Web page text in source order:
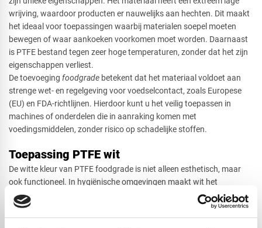
wrijving, waardoor producten er nauwelijks aan hechten. Dit maakt
het ideaal voor toepassingen waarbij materialen soepel moeten
bewegen of waar aankoeken voorkomen moet worden. Daarnaast
is PTFE bestand tegen zeer hoge temperaturen, zonder dat het zijn
eigenschappen verliest.
De toevoeging foodgrade betekent dat het materiaal voldoet aan
strenge wet- en regelgeving voor voedselcontact, zoals Europese
(EU) en FDA-richtlijnen. Hierdoor kunt u het veilig toepassen in
machines of onderdelen die in aanraking komen met
voedingsmiddelen, zonder risico op schadelijke stoffen.
Toepassing PTFE wit
De witte kleur van PTFE foodgrade is niet alleen esthetisch, maar
ook functioneel. In hygiënische omgevingen maakt wit het
eenvoudiger om vervuiling te signaleren en schoon te houden. Dit is
een belangrijke reden waarom deze variant veel wordt toegepast in
productielijnen en verwerkingsmachines.